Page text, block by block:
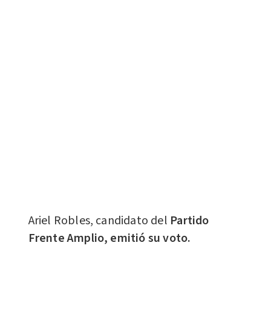
Ariel Robles, candidato del Partido
Frente Amplio, emitió su voto.